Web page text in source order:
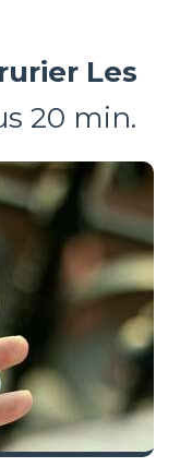
Les
20 min.